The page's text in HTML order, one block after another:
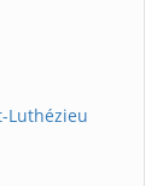
Luthézieu